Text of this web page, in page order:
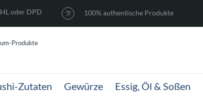
oder DPD 100% authentische Produkte
Produkte
Zutaten Gewürze Essig, Öl & Soßen